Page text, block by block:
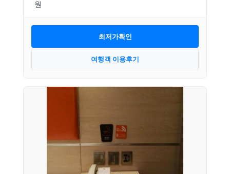
최저가확인
여행객 이용후기